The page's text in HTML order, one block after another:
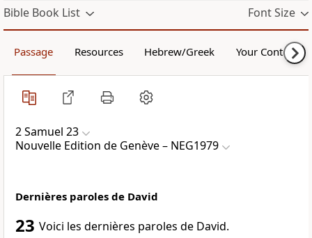
Bible Book List Font Size
Passage Resources Hebrew/Greek Your Content
2 Samuel 23
Nouvelle Edition de Genève – NEG1979
Dernières paroles de David
23 Voici les dernières paroles de David.